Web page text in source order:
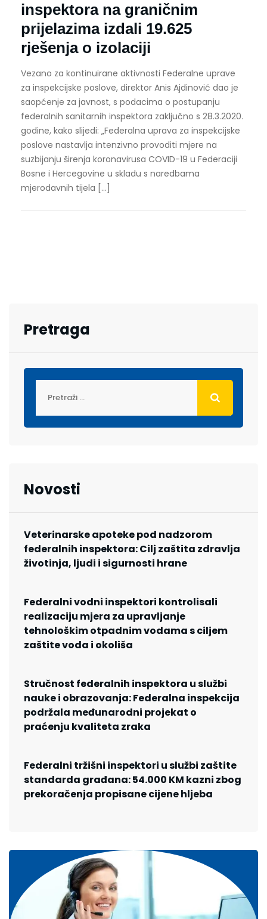
inspektora na graničnim
prijelazima izdali 19.625
rješenja o izolaciji
Vezano za kontinuirane aktivnosti Federalne uprave
za inspekcijske poslove, direktor Anis Ajdinović dao je
saopćenje za javnost, s podacima o postupanju
federalnih sanitarnih inspektora zaključno s 28.3.2020.
godine, kako slijedi: „Federalna uprava za inspekcijske
poslove nastavlja intenzivno provoditi mjere na
suzbijanju širenja koronavirusa COVID-19 u Federaciji
Bosne i Hercegovine u skladu s naredbama
mjerodavnih tijela […]
Pretraga
Novosti
Veterinarske apoteke pod nadzorom
federalnih inspektora: Cilj zaštita zdravlja
životinja, ljudi i sigurnosti hrane
Federalni vodni inspektori kontrolisali
realizaciju mjera za upravljanje
tehnološkim otpadnim vodama s ciljem
zaštite voda i okoliša
Stručnost federalnih inspektora u službi
nauke i obrazovanja: Federalna inspekcija
podržala međunarodni projekat o
praćenju kvaliteta zraka
Federalni tržišni inspektori u službi zaštite
standarda građana: 54.000 KM kazni zbog
prekoračenja propisane cijene hljeba